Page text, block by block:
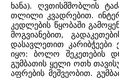
ხანა). ღვთისმშობლის
თლილი კვადრებით.
კედლების წყობაში
მოგვიანებით,
დასავლეთით
იყო: ბოლო შეკეთების
გუმბათის ყელი ოთხ
აფრების მეშვეობით.